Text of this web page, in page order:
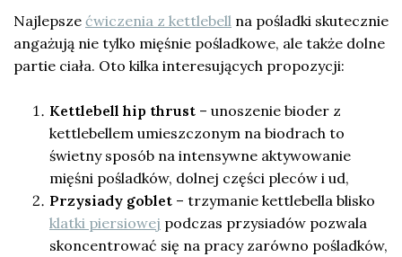
Najlepsze ćwiczenia z kettlebell na pośladki skutecznie
angażują nie tylko mięśnie pośladkowe, ale także dolne
partie ciała. Oto kilka interesujących propozycji:
Kettlebell hip thrust – unoszenie bioder z
kettlebellem umieszczonym na biodrach to
świetny sposób na intensywne aktywowanie
mięśni pośladków, dolnej części pleców i ud,
Przysiady goblet – trzymanie kettlebella blisko
klatki piersiowej podczas przysiadów pozwala
skoncentrować się na pracy zarówno pośladków,